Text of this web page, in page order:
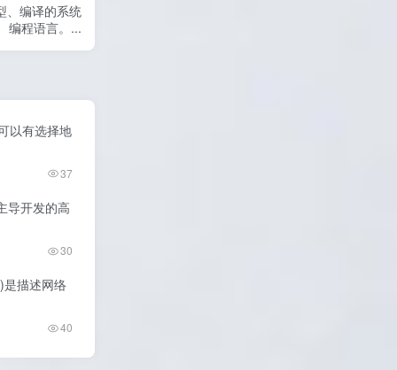
、编译的系统
编程语言。...
以有选择地
37
导开发的高
30
是描述网络
40